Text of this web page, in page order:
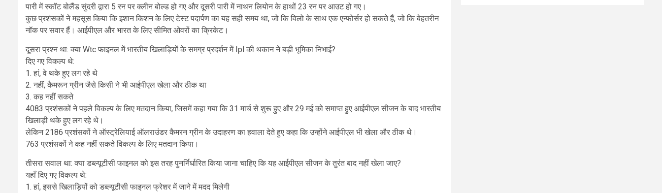
पारी में स्कॉट बोलैंड सुंदरी द्वारा 5 रन पर क्लीन बोल्ड हो गए और दूसरी पारी में नाथन लियोन के हाथों 23 रन पर आउट हो गए।
कुछ प्रशंसकों ने महसूस किया कि इशान किशन के लिए टेस्ट पदार्पण का यह सही समय था, जो कि विलो के साथ एक एन्फोर्सर हो सकते हैं, जो कि बेहतरीन
नॉक पर सवार हैं। आईपीएल और भारत के लिए सीमित ओवरों का क्रिकेट।
दूसरा प्रश्न था: क्या Wtc फाइनल में भारतीय खिलाड़ियों के समग्र प्रदर्शन में Ipl की थकान ने बड़ी भूमिका निभाई?
दिए गए विकल्प थे:
1. हां, वे थके हुए लग रहे थे
2. नहीं, कैमरून ग्रीन जैसे किसी ने भी आईपीएल खेला और ठीक था
3. कह नहीं सकते
4083 प्रशंसकों ने पहले विकल्प के लिए मतदान किया, जिसमें कहा गया कि 31 मार्च से शुरू हुए और 29 मई को समाप्त हुए आईपीएल सीजन के बाद भारतीय
खिलाड़ी थके हुए लग रहे थे।
लेकिन 2186 प्रशंसकों ने ऑस्ट्रेलियाई ऑलराउंडर कैमरन ग्रीन के उदाहरण का हवाला देते हुए कहा कि उन्होंने आईपीएल भी खेला और ठीक थे।
763 प्रशंसकों ने कह नहीं सकते विकल्प के लिए मतदान किया।
तीसरा सवाल था: क्या डब्ल्यूटीसी फाइनल को इस तरह पुनर्निर्धारित किया जाना चाहिए कि यह आईपीएल सीजन के तुरंत बाद नहीं खेला जाए?
यहाँ दिए गए विकल्प थे:
1. हां, इससे खिलाड़ियों को डब्ल्यूटीसी फाइनल फ्रेशर में जाने में मदद मिलेगी